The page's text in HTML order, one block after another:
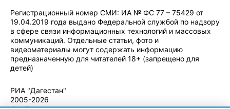
Регистрационный номер СМИ: ИА № ФС 77 – 75429 от
19.04.2019 года выдано Федеральной службой по надзору
в сфере связи информационных технологий и массовых
коммуникаций. Отдельные статьи, фото и
видеоматериалы могут содержать информацию
предназначенную для читателей 18+ (запрещено для
детей)
РИА "Дагестан"
2005-2026